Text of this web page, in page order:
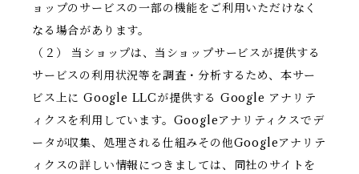
ョップのサービスの一部の機能をご利用いただけなく
なる場合があります。
（２） 当ショップは、当ショップサービスが提供する
サービスの利用状況等を調査・分析するため、本サー
ビス上に Google LLCが提供する Google アナリテ
ィクスを利用しています。Googleアナリティクスでデ
ータが収集、処理される仕組みその他Googleアナリテ
ィクスの詳しい情報につきましては、同社のサイトを